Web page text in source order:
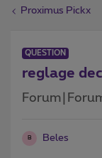
Proximus Pickx
QUESTION
reglage
B Beles